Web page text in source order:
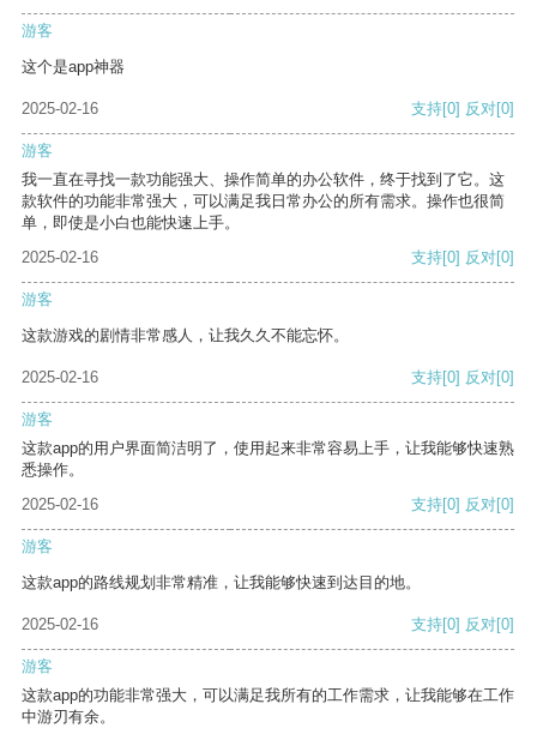
游客
这个是app神器
2025-02-16 支持[0] 反对[0]
游客
我一直在寻找一款功能强大、操作简单的办公软件，终于找到了它。这
款软件的功能非常强大，可以满足我日常办公的所有需求。操作也很简
单，即使是小白也能快速上手。
2025-02-16
支持[0] 反对[0]
游客
这款游戏的剧情非常感人，让我久久不能忘怀。
2025-02-16 支持[0] 反对[0]
游客
这款app的用户界面简洁明了，使用起来非常容易上手，让我能够快速熟
悉操作。
2025-02-16
支持[0] 反对[0]
游客
这款app的路线规划非常精准，让我能够快速到达目的地。
2025-02-16 支持[0] 反对[0]
游客
这款app的功能非常强大，可以满足我所有的工作需求，让我能够在工作
中游刃有余。